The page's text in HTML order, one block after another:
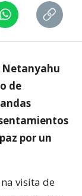
Netanyahu
de
por un
visita de